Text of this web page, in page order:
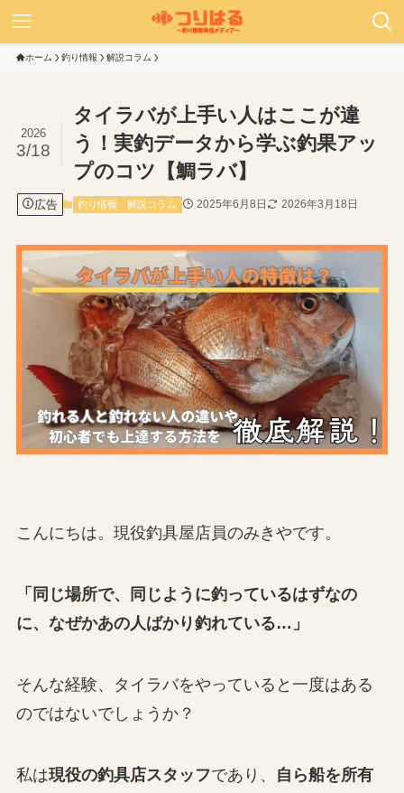
ホーム 釣り情報 解説コラム
タイラバが上手い人はここが違
う！実釣データから学ぶ釣果アッ
プのコツ【鯛ラバ】
2026
3/18
広告 釣り情報 解説コラム 2025年6月8日 2026年3月18日
こんにちは。現役釣具屋店員のみきやです。
「同じ場所で、同じように釣っているはずなの
に、なぜかあの人ばかり釣れている…」
そんな経験、タイラバをやっていると一度はある
のではないでしょうか？
私は現役の釣具店スタッフであり、
自ら船を所有